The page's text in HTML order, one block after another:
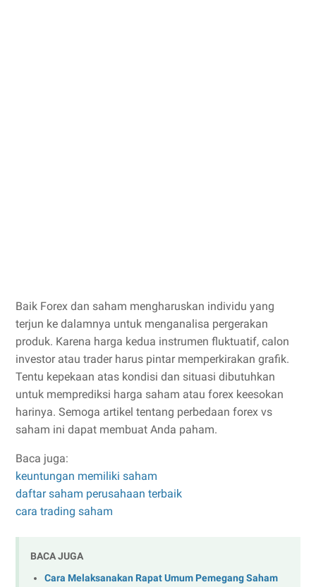
Baik Forex dan saham mengharuskan individu yang
terjun ke dalamnya untuk menganalisa pergerakan
produk. Karena harga kedua instrumen fluktuatif, calon
investor atau trader harus pintar memperkirakan grafik.
Tentu kepekaan atas kondisi dan situasi dibutuhkan
untuk memprediksi harga saham atau forex keesokan
harinya. Semoga artikel tentang perbedaan forex vs
saham ini dapat membuat Anda paham.
Baca juga:
keuntungan memiliki saham
daftar saham perusahaan terbaik
cara trading saham
BACA JUGA
Cara Melaksanakan Rapat Umum Pemegang Saham